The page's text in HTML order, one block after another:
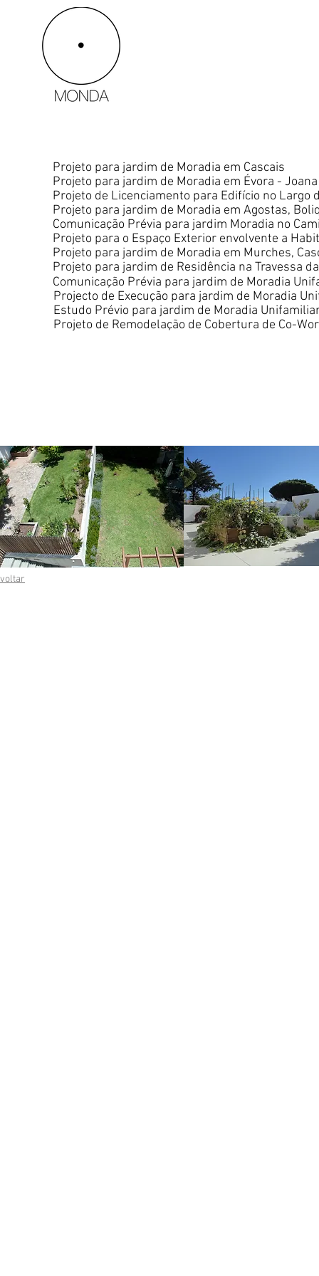
Projeto para jardim de Moradia em Cascais
Projeto para jardim de Moradia em Évora -
Projeto de Licenciamento para Edifício no Largo
Projeto para jardim de Moradia em Agostas,
Comunicação Prévia para jardim Moradia no
Projeto para o Espaço Exterior envolvente a
Projeto para jardim de Moradia em Murches,
Projeto para jardim de Residência na Travessa
Comunicação Prévia para jardim de Moradia
Projecto de Execução para jardim de Moradia
Estudo Prévio para jardim de Moradia
Projeto de Remodelação de Cobertura de Co-
voltar